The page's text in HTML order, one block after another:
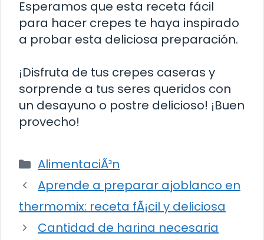
Esperamos que esta receta fácil
para hacer crepes te haya inspirado
a probar esta deliciosa preparación.
¡Disfruta de tus crepes caseras y
sorprende a tus seres queridos con
un desayuno o postre delicioso! ¡Buen
provecho!
Categorías
AlimentaciÃ³n
Aprende a preparar ajoblanco en
thermomix: receta fÃ¡cil y deliciosa
Cantidad de harina necesaria